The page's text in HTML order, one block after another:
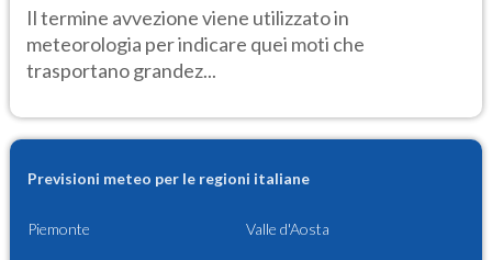
Il termine avvezione viene utilizzato in
meteorologia per indicare quei moti che
trasportano grandez...
Previsioni meteo per le regioni italiane
Piemonte Valle d'Aosta